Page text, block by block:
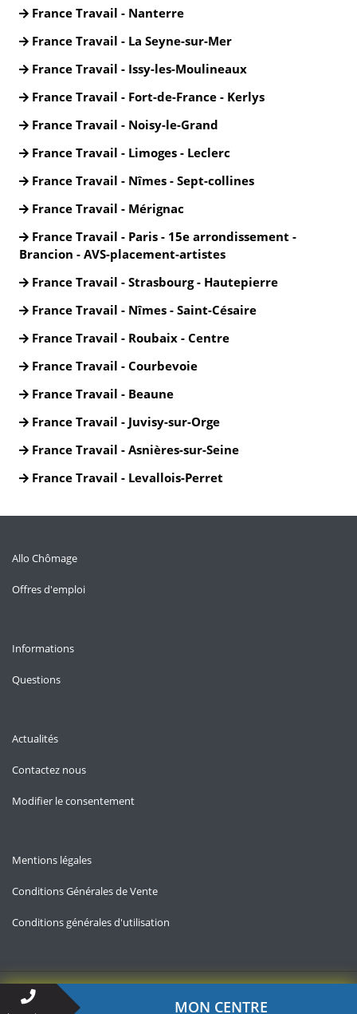
France Travail - Nanterre
France Travail - La Seyne-sur-Mer
France Travail - Issy-les-Moulineaux
France Travail - Fort-de-France - Kerlys
France Travail - Noisy-le-Grand
France Travail - Limoges - Leclerc
France Travail - Nîmes - Sept-collines
France Travail - Mérignac
France Travail - Paris - 15e arrondissement -
Brancion - AVS-placement-artistes
France Travail - Strasbourg - Hautepierre
France Travail - Nîmes - Saint-Césaire
France Travail - Roubaix - Centre
France Travail - Courbevoie
France Travail - Beaune
France Travail - Juvisy-sur-Orge
France Travail - Asnières-sur-Seine
France Travail - Levallois-Perret
Allo Chômage
Offres d'emploi
Informations
Questions
Actualités
Contactez nous
Modifier le consentement
Mentions légales
Conditions Générales de Vente
Conditions générales d'utilisation
Copyright © 2026 — Allo-chomage.fr
MON CENTRE